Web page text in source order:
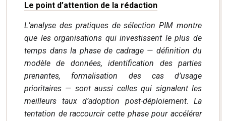
Le point d’attention de la rédaction
L’analyse des pratiques de sélection PIM montre
que les organisations qui investissent le plus de
temps dans la phase de cadrage — définition du
modèle de données, identification des parties
prenantes, formalisation des cas d’usage
prioritaires — sont aussi celles qui signalent les
meilleurs taux d’adoption post-déploiement. La
tentation de raccourcir cette phase pour accélérer